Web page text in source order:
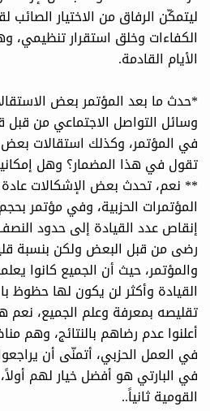
ليتمكّن الرفاق من الاختيار الصائب
الكفاءات وخلق استقرار تنظيمي،
الأيام القادمة.
*حدث ما بعد المؤتمر بعض
وسائل التواصل الاجتماعي من قبل
في المؤتمر، وكذلك استقالات بعض
تقول في هذا المضمار؟ وهل
** نعم، تحدث بعض الإشكالات
المؤتمرات الحزبية، وفي مؤتمر
إنقاص عدد القيادة إلى حدود
رضى من قبل البعض ولكن بنسبة
والمؤتمر، حيث أن الجميع كانوا
القيادة وأكثر لن يكون لها حظوظ
تقليصه بمعرفة وعلم الجميع، نعم
أعلنوا عدم رضاهم بالنتائج، وهم
في العمل الحزبي، أتمنّى أن
في البارتي هو أفضل خيار لهم
القومية ثانياً..